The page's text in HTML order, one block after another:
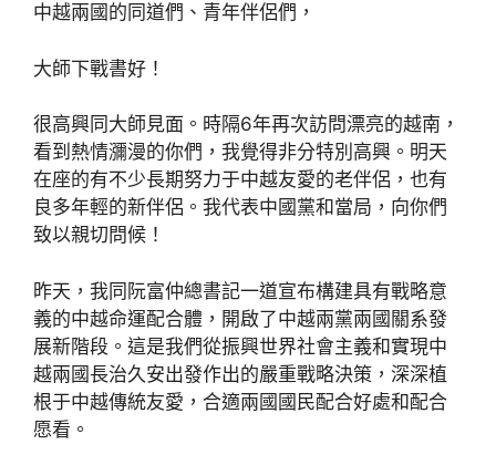
中越兩國的同道們、青年伴侶們，
大師下戰書好！
很高興同大師見面。時隔6年再次訪問漂亮的越南，
看到熱情瀰漫的你們，我覺得非分特別高興。明天
在座的有不少長期努力于中越友愛的老伴侶，也有
良多年輕的新伴侶。我代表中國黨和當局，向你們
致以親切問候！
昨天，我同阮富仲總書記一道宣布構建具有戰略意
義的中越命運配合體，開啟了中越兩黨兩國關系發
展新階段。這是我們從振興世界社會主義和實現中
越兩國長治久安出發作出的嚴重戰略決策，深深植
根于中越傳統友愛，合適兩國國民配合好處和配合
愿看。